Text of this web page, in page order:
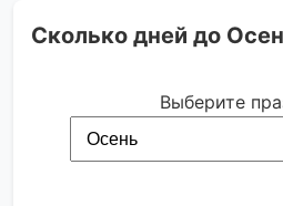
Сколько дней до
Выберите